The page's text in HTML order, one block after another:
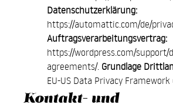
Datenschutzerklärung:
https://automattic.com/de/
Auftragsverarbeitungsvertrag:
https://wordpress.com/support/
agreements/. Grundlage
EU-US Data Privacy Framework
Kontakt- und